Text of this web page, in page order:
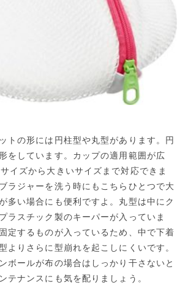
トの形には円柱型や丸型があります。円
をしています。カップの適用範囲が広
イズから大きいサイズまで対応できま
ラジャーを洗う時にもこちらひとつで大
多い場合にも便利ですよ。丸型は中にク
ラスチック製のキーパーが入っていま
定するものが入っているため、中で下着
よりさらに型崩れを起こしにくいです。
ボールが布の場合はしっかり干さないと
テナンスにも気を配りましょう。